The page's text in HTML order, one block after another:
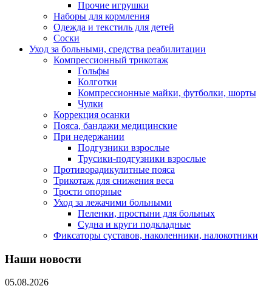
Прочие игрушки
Наборы для кормления
Одежда и текстиль для детей
Соски
Уход за больными, средства реабилитации
Компрессионный трикотаж
Гольфы
Колготки
Компрессионные майки, футболки, шорты
Чулки
Коррекция осанки
Пояса, бандажи медицинские
При недержании
Подгузники взрослые
Трусики-подгузники взрослые
Противорадикулитные пояса
Трикотаж для снижения веса
Трости опорные
Уход за лежачими больными
Пеленки, простыни для больных
Судна и круги подкладные
Фиксаторы суставов, наколенники, налокотники
Наши новости
05.08.2026